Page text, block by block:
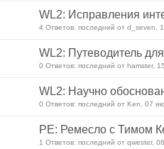
WL2: Исправления
4 Ответов: последний от d_seven,
WL2: Путеводитель
0 Ответов: последний от hamster,
WL2: Научно
0 Ответов: последний от Ken, 07
PE: Ремесло с Тимом
1 Ответов: последний от qwester,